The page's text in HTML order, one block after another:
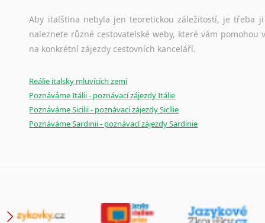
Aby italština nebyla jen teoretickou záležitostí, je třeba
naleznete různé cestovatelské weby, které vám
na konkrétní zájezdy cestovních kanceláří.
Reálie italsky mluvících zemí
Poznáváme Itálii - poznávací zájezdy Itálie
Poznáváme Sicilii - poznávací zájezdy Sicílie
Poznáváme Sardinii - poznávací zájezdy Sardinie